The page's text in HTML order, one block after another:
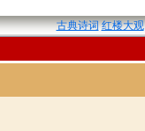
古典诗词 红楼大观